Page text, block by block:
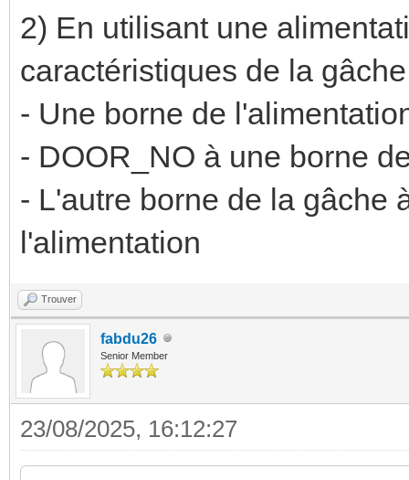
2) En utilisant une
caractéristiques de la gâche
- Une borne de
- DOOR_NO à une borne
- L'autre borne de la gâche
l'alimentation
Trouver
fabdu26
Senior Member
23/08/2025, 16:12:27